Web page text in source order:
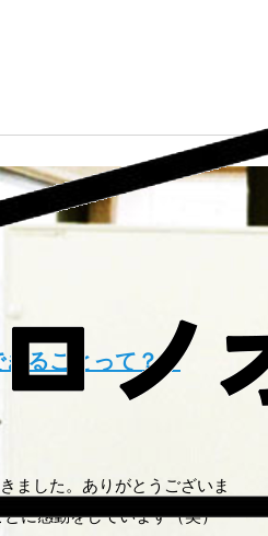
ることって？』
ました。ありがとうございま
に感動をしています（笑） ＊＊